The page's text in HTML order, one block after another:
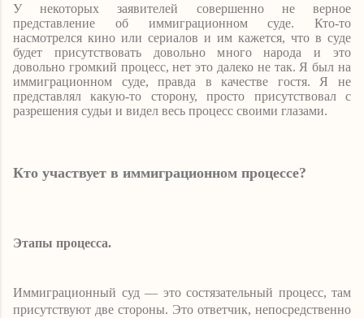
У некоторых заявителей совершенно не верное
представление об иммиграционном суде. Кто-то
насмотрелся кино или сериалов и им кажется, что в суде
будет присутствовать довольно много народа и это
довольно громкий процесс, нет это далеко не так. Я был на
иммиграционном суде, правда в качестве гостя. Я не
представлял какую-то сторону, просто присутствовал с
разрешения судьи и видел весь процесс своими глазами.
Кто участвует в иммиграционном процессе?
Этапы процесса.
Иммиграционный суд — это состязательный процесс, там
присутствуют две стороны. Это ответчик, непосредственно